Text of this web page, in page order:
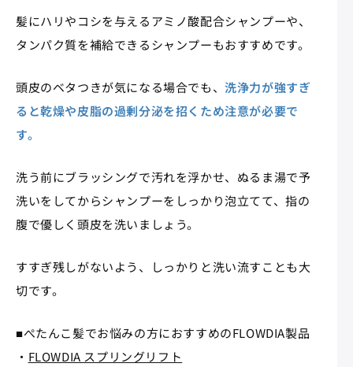
髪にハリやコシを与えるアミノ酸配合シャンプーや、
タンパク質を補給できるシャンプーもおすすめです。
頭皮のベタつきが気になる場合でも、洗浄力が強すぎ
ると乾燥や皮脂の過剰分泌を招くため注意が必要で
す。
洗う前にブラッシングで汚れを浮かせ、ぬるま湯で予
洗いをしてからシャンプーをしっかり泡立てて、指の
腹で優しく頭皮を洗いましょう。
すすぎ残しがないよう、しっかりと洗い流すことも大
切です。
■ぺたんこ髪でお悩みの方におすすめのFLOWDIA製品
・ FLOWDIA スプリングリフト